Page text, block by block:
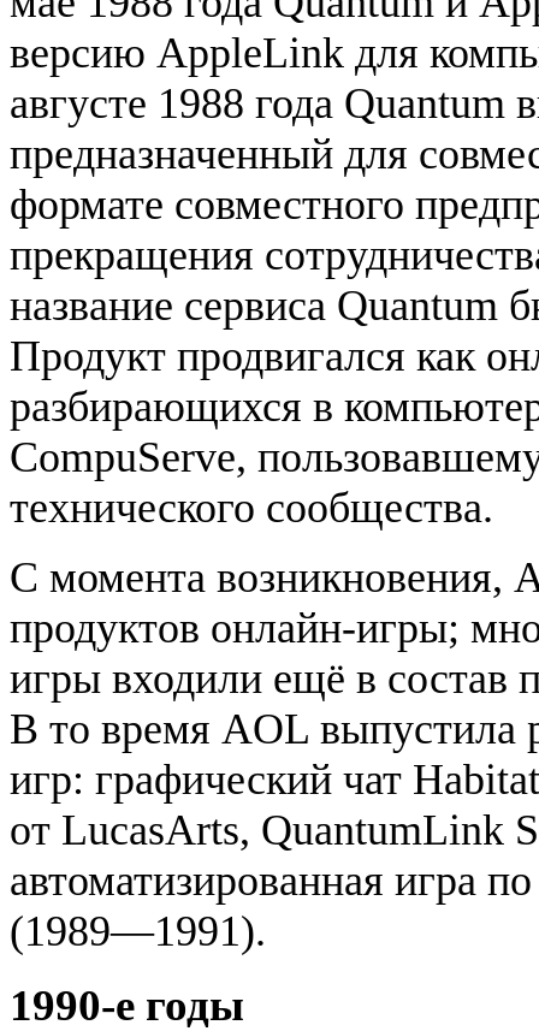
версию AppleLink для
августе 1988 года
предназначенный для
формате совместного
прекращения
название сервиса Quantum
Продукт продвигался как
разбирающихся в
CompuServe,
технического сообщества.
С момента возникновения,
продуктов онлайн-игры;
игры входили ещё в состав
В то время AOL выпустила
игр: графический чат
от LucasArts, QuantumLink
автоматизированная игра
(1989—1991).
1990-е годы